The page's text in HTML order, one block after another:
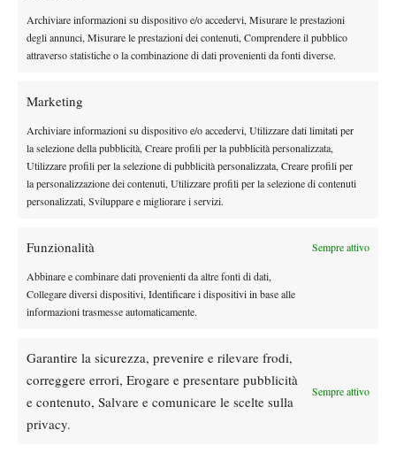
Archiviare informazioni su dispositivo e/o accedervi, Misurare le prestazioni
degli annunci, Misurare le prestazioni dei contenuti, Comprendere il pubblico
attraverso statistiche o la combinazione di dati provenienti da fonti diverse.
Marketing
Archiviare informazioni su dispositivo e/o accedervi, Utilizzare dati limitati per
la selezione della pubblicità, Creare profili per la pubblicità personalizzata,
Utilizzare profili per la selezione di pubblicità personalizzata, Creare profili per
la personalizzazione dei contenuti, Utilizzare profili per la selezione di contenuti
personalizzati, Sviluppare e migliorare i servizi.
Funzionalità Sempre attivo
Abbinare e combinare dati provenienti da altre fonti di dati,
Collegare diversi dispositivi, Identificare i dispositivi in base alle
informazioni trasmesse automaticamente.
Garantire la sicurezza, prevenire e rilevare frodi,
correggere errori, Erogare e presentare pubblicità
e contenuto, Salvare e comunicare le scelte sulla
privacy.
Sempre attivo
Tommaso de Laurentiis
Atp 2025: Zverev domina Giron ad Halle, al Queen’s Draper
18 Giugno 2025
Atp 2025: ad Halle Cobolli piega Fonseca e Sinner batte
Hanfmann, al Queen’s avanti Alcaraz e Draper
17 Giugno 2025
Tommaso de Laurentiis
Atp 2025: Darderi fuori al primo turno ad Halle, forfait
16 Giugno 2025
Tommaso de Laurentiis
Hertogenbosch titoli per Diallo e Mertens
15 Giugno 2025
Tommaso de Laurentiis